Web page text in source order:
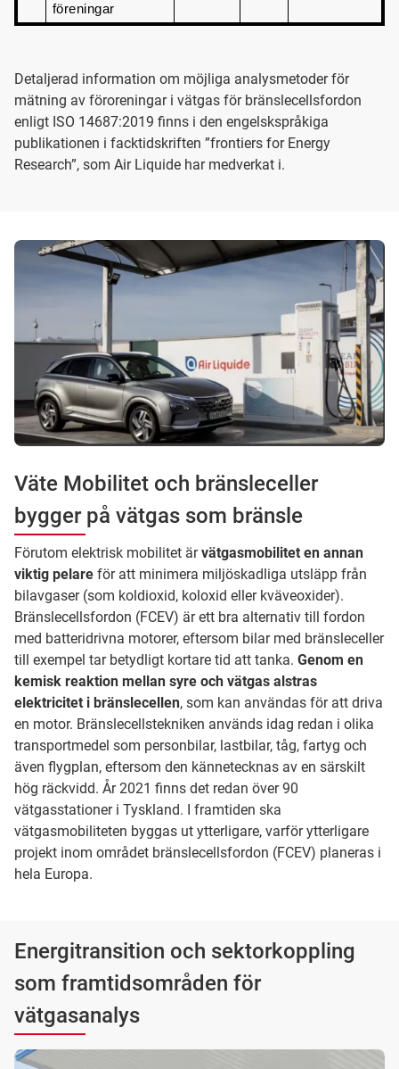
föreningar
Detaljerad information om möjliga analysmetoder för
mätning av föroreningar i vätgas för bränslecellsfordon
enligt ISO 14687:2019 finns i den engelskspråkiga
publikationen i facktidskriften ”frontiers for Energy
Research”, som Air Liquide har medverkat i.
Väte Mobilitet och bränsleceller
bygger på vätgas som bränsle
Förutom elektrisk mobilitet ärvätgasmobilitet en annan
viktig pelare för att minimera miljöskadliga utsläpp från
bilavgaser (som koldioxid, koloxid eller kväveoxider).
Bränslecellsfordon (FCEV) är ett bra alternativ till fordon
med batteridrivna motorer, eftersom bilar med bränsleceller
till exempel tar betydligt kortare tid att tanka. Genom en
kemisk reaktion mellan syre och vätgas alstras
elektricitet i bränslecellen, som kan användas för att driva
en motor. Bränslecellstekniken används idag redan i olika
transportmedel som personbilar, lastbilar, tåg, fartyg och
även flygplan, eftersom den kännetecknas av en särskilt
hög räckvidd. År 2021 finns det redan över 90
vätgasstationer i Tyskland. I framtiden ska
vätgasmobiliteten byggas ut ytterligare, varför ytterligare
projekt inom området bränslecellsfordon (FCEV) planeras i
hela Europa.
Energitransition och sektorkoppling
som framtidsområden för
vätgasanalys